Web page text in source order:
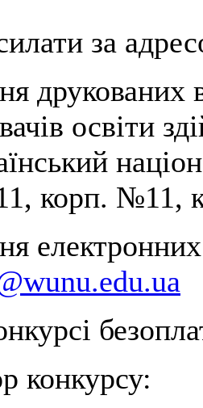
за
друкованих
освіти
корп. №11,
конкурсу: